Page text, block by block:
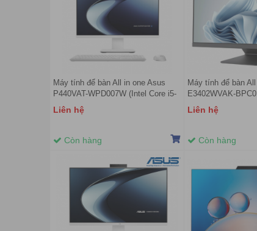
Máy tính để bàn All in one Asus
P440VAT-WPD007W (Intel Core i5-
13420H | 16GB | 512GB | Intel UHD
| 23.8 inch FHD 75Hz | Cảm ứng |
Liên hệ
Còn hàng
Máy tính để bàn
E3402WVAK-
i5-1335U | 8GB |
Graphic | 23.8 inch
Liên hệ
Còn hàng